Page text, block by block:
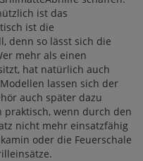
ist das
ist die
denn so lässt sich die
mehr als einen
hat natürlich auch
lassen sich der
auch später dazu
praktisch, wenn durch den
nicht mehr einsatzfähig
oder die Feuerschale